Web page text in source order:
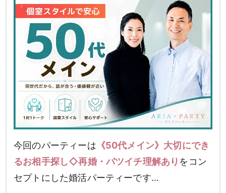
今回のパーティーは 《50代メイン》大切にでき
るお相手探し◇再婚・バツイチ理解あり をコン
セプトにした婚活パーティーです…